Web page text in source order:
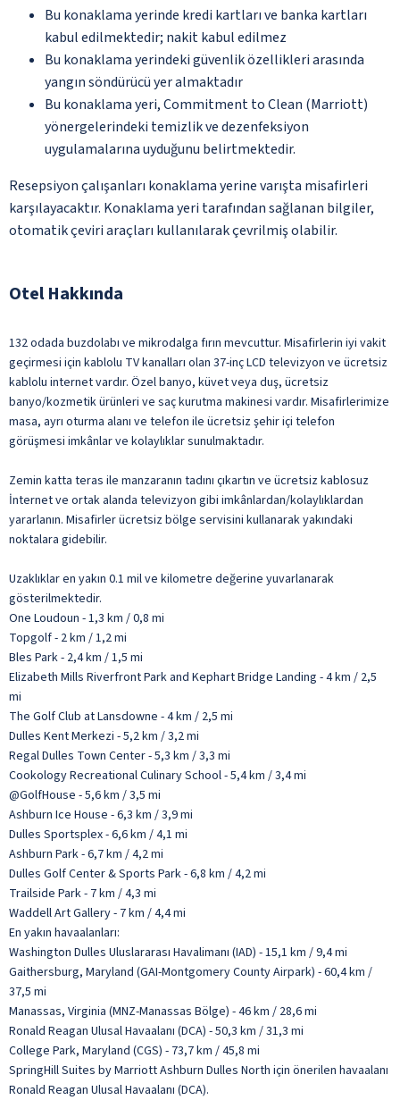
Bu konaklama yerinde kredi kartları ve banka kartları
kabul edilmektedir; nakit kabul edilmez
Bu konaklama yerindeki güvenlik özellikleri arasında
yangın söndürücü yer almaktadır
Bu konaklama yeri, Commitment to Clean (Marriott)
yönergelerindeki temizlik ve dezenfeksiyon
uygulamalarına uyduğunu belirtmektedir.
Resepsiyon çalışanları konaklama yerine varışta misafirleri
karşılayacaktır. Konaklama yeri tarafından sağlanan bilgiler,
otomatik çeviri araçları kullanılarak çevrilmiş olabilir.
Otel Hakkında
132 odada buzdolabı ve mikrodalga fırın mevcuttur. Misafirlerin iyi vakit
geçirmesi için kablolu TV kanalları olan 37-inç LCD televizyon ve ücretsiz
kablolu internet vardır. Özel banyo, küvet veya duş, ücretsiz
banyo/kozmetik ürünleri ve saç kurutma makinesi vardır. Misafirlerimize
masa, ayrı oturma alanı ve telefon ile ücretsiz şehir içi telefon
görüşmesi imkânlar ve kolaylıklar sunulmaktadır.
Zemin katta teras ile manzaranın tadını çıkartın ve ücretsiz kablosuz
İnternet ve ortak alanda televizyon gibi imkânlardan/kolaylıklardan
yararlanın. Misafirler ücretsiz bölge servisini kullanarak yakındaki
noktalara gidebilir.
Uzaklıklar en yakın 0.1 mil ve kilometre değerine yuvarlanarak
gösterilmektedir.
One Loudoun - 1,3 km / 0,8 mi
Topgolf - 2 km / 1,2 mi
Bles Park - 2,4 km / 1,5 mi
Elizabeth Mills Riverfront Park and Kephart Bridge Landing - 4 km / 2,5
mi
The Golf Club at Lansdowne - 4 km / 2,5 mi
Dulles Kent Merkezi - 5,2 km / 3,2 mi
Regal Dulles Town Center - 5,3 km / 3,3 mi
Cookology Recreational Culinary School - 5,4 km / 3,4 mi
@GolfHouse - 5,6 km / 3,5 mi
Ashburn Ice House - 6,3 km / 3,9 mi
Dulles Sportsplex - 6,6 km / 4,1 mi
Ashburn Park - 6,7 km / 4,2 mi
Dulles Golf Center & Sports Park - 6,8 km / 4,2 mi
Trailside Park - 7 km / 4,3 mi
Waddell Art Gallery - 7 km / 4,4 mi
En yakın havaalanları:
Washington Dulles Uluslararası Havalimanı (IAD) - 15,1 km / 9,4 mi
Gaithersburg, Maryland (GAI-Montgomery County Airpark) - 60,4 km /
37,5 mi
Manassas, Virginia (MNZ-Manassas Bölge) - 46 km / 28,6 mi
Ronald Reagan Ulusal Havaalanı (DCA) - 50,3 km / 31,3 mi
College Park, Maryland (CGS) - 73,7 km / 45,8 mi
SpringHill Suites by Marriott Ashburn Dulles North için önerilen havaalanı
Ronald Reagan Ulusal Havaalanı (DCA).